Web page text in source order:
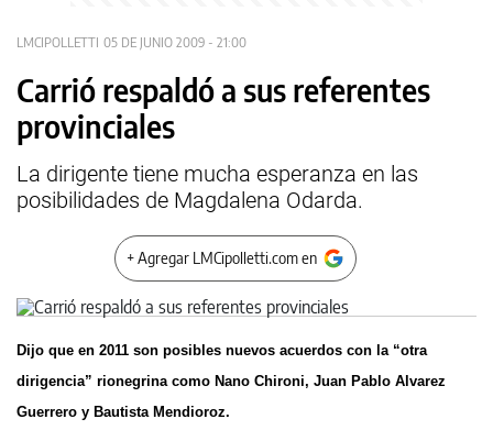
LMCIPOLLETTI 05 DE JUNIO 2009 - 21:00
Carrió respaldó a sus referentes
provinciales
La dirigente tiene mucha esperanza en las
posibilidades de Magdalena Odarda.
+ Agregar LMCipolletti.com en
Dijo que en 2011 son posibles nuevos acuerdos con la “otra
dirigencia” rionegrina como Nano Chironi, Juan Pablo Alvarez
Guerrero y Bautista Mendioroz.